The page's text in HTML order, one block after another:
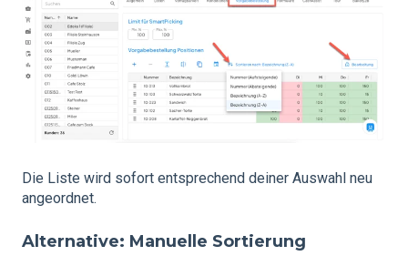
Die Liste wird sofort entsprechend deiner Auswahl neu
angeordnet.
Alternative: Manuelle Sortierung